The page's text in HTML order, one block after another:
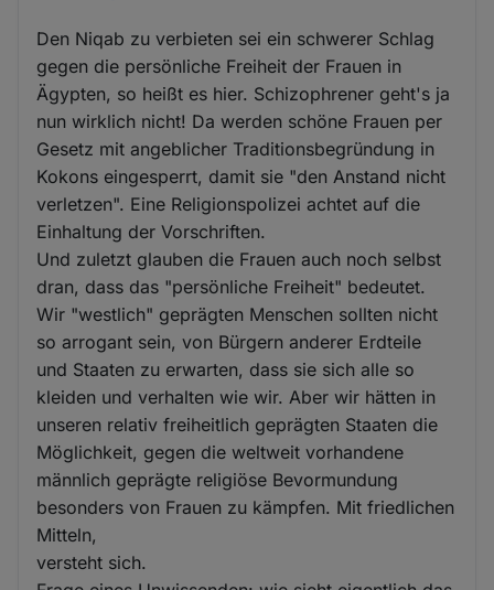
Den Niqab zu verbieten sei ein schwerer Schlag
gegen die persönliche Freiheit der Frauen in
Ägypten, so heißt es hier. Schizophrener geht's ja
nun wirklich nicht! Da werden schöne Frauen per
Gesetz mit angeblicher Traditionsbegründung in
Kokons eingesperrt, damit sie "den Anstand nicht
verletzen". Eine Religionspolizei achtet auf die
Einhaltung der Vorschriften.
Und zuletzt glauben die Frauen auch noch selbst
dran, dass das "persönliche Freiheit" bedeutet.
Wir "westlich" geprägten Menschen sollten nicht
so arrogant sein, von Bürgern anderer Erdteile
und Staaten zu erwarten, dass sie sich alle so
kleiden und verhalten wie wir. Aber wir hätten in
unseren relativ freiheitlich geprägten Staaten die
Möglichkeit, gegen die weltweit vorhandene
männlich geprägte religiöse Bevormundung
besonders von Frauen zu kämpfen. Mit friedlichen
Mitteln,
versteht sich.